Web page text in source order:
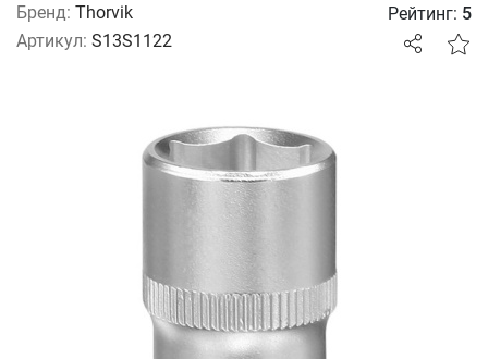
Бренд: Thorvik
Артикул: S13S1122
Рейтинг: 5